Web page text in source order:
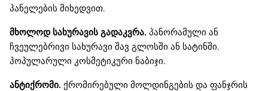
პანელების მიხედვით.
მხოლოდ სახურავის გადაკვრა. პანორამული ან
ჩვეულებრივი სახურავი შავ გლოსში ან სატინში.
პოპულარული კოსმეტიკური ნაბიჯი.
ანტიქრომი. ქრომირებული მოლდინგების და ფანჯრის